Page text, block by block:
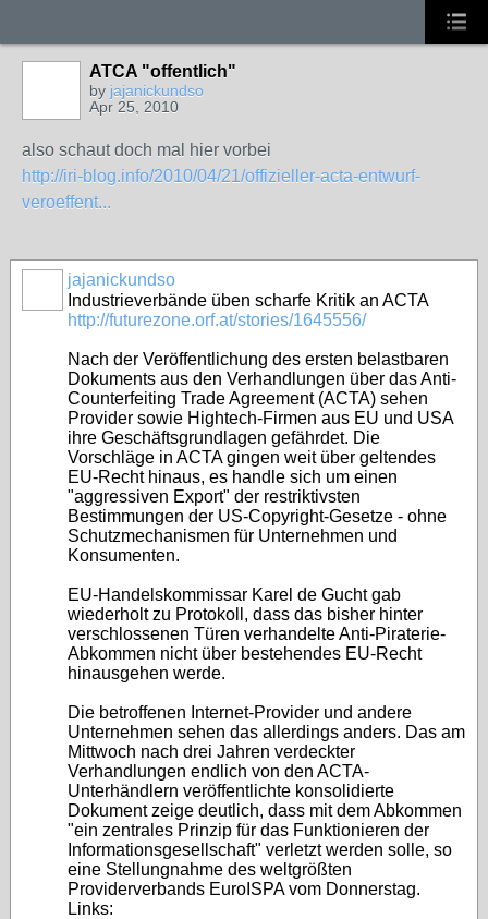
ATCA "offentlich"
by jajanickundso
Apr 25, 2010
also schaut doch mal hier vorbei
http://iri-blog.info/2010/04/21/offizieller-acta-entwurf-
veroeffent...
jajanickundso
Industrieverbände üben scharfe Kritik an ACTA
http://futurezone.orf.at/stories/1645556/
Nach der Veröffentlichung des ersten belastbaren
Dokuments aus den Verhandlungen über das Anti-
Counterfeiting Trade Agreement (ACTA) sehen
Provider sowie Hightech-Firmen aus EU und USA
ihre Geschäftsgrundlagen gefährdet. Die
Vorschläge in ACTA gingen weit über geltendes
EU-Recht hinaus, es handle sich um einen
"aggressiven Export" der restriktivsten
Bestimmungen der US-Copyright-Gesetze - ohne
Schutzmechanismen für Unternehmen und
Konsumenten.
EU-Handelskommissar Karel de Gucht gab
wiederholt zu Protokoll, dass das bisher hinter
verschlossenen Türen verhandelte Anti-Piraterie-
Abkommen nicht über bestehendes EU-Recht
hinausgehen werde.
Die betroffenen Internet-Provider und andere
Unternehmen sehen das allerdings anders. Das am
Mittwoch nach drei Jahren verdeckter
Verhandlungen endlich von den ACTA-
Unterhändlern veröffentlichte konsolidierte
Dokument zeige deutlich, dass mit dem Abkommen
"ein zentrales Prinzip für das Funktionieren der
Informationsgesellschaft" verletzt werden solle, so
eine Stellungnahme des weltgrößten
Providerverbands EuroISPA vom Donnerstag.
Links: